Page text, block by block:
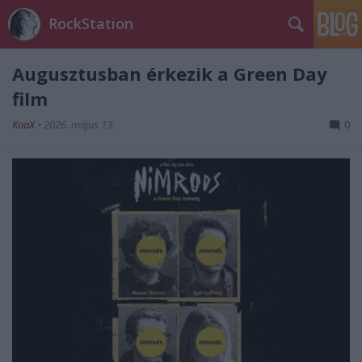
RockStation
Augusztusban érkezik a Green Day
film
KoaX • 2026. május 13. 0